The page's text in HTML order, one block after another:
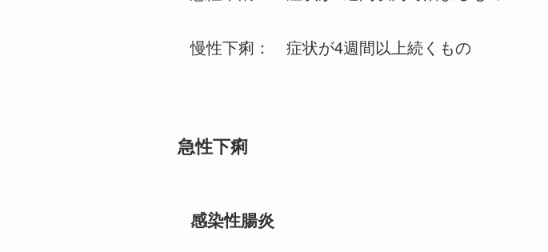
慢性下痢： 症状が4週間以上続くもの
急性下痢
感染性腸炎